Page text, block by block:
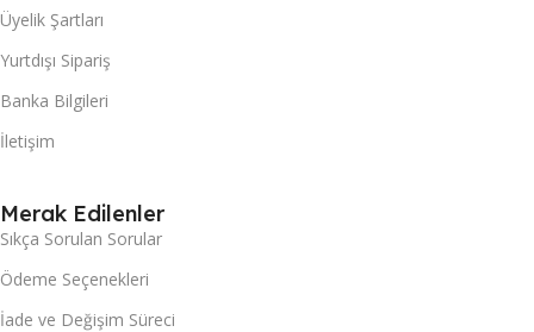
Üyelik Şartları
Yurtdışı Sipariş
Banka Bilgileri
İletişim
Merak Edilenler
Sıkça Sorulan Sorular
Ödeme Seçenekleri
İade ve Değişim Süreci